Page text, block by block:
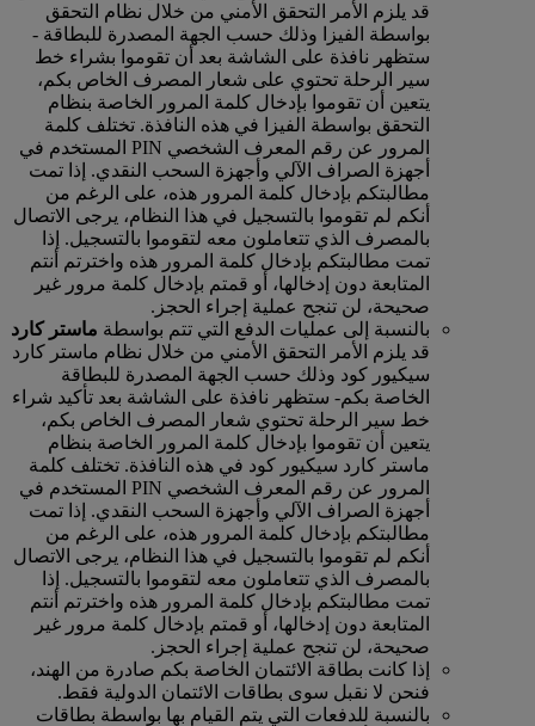
قد يلزم الأمر التحقق الأمني من خلال نظام التحقق
بواسطة الفيزا وذلك حسب الجهة المصدرة للبطاقة ‑
ستظهر نافذة على الشاشة بعد أن تقوموا بشراء خط
سير الرحلة تحتوي على شعار المصرف الخاص بكم،
يتعين أن تقوموا بإدخال كلمة المرور الخاصة بنظام
التحقق بواسطة الفيزا في هذه النافذة. تختلف كلمة
المرور عن رقم المعرف الشخصي PIN المستخدم في
أجهزة الصراف الآلي وأجهزة السحب النقدي. إذا تمت
مطالبتكم بإدخال كلمة المرور هذه، على الرغم من
أنكم لم تقوموا بالتسجيل في هذا النظام، يرجى الاتصال
بالمصرف الذي تتعاملون معه لتقوموا بالتسجيل. إذا
تمت مطالبتكم بإدخال كلمة المرور هذه واخترتم أنتم
المتابعة دون إدخالها، أو قمتم بإدخال كلمة مرور غير
صحيحة، لن تنجح عملية إجراء الحجز.
بالنسبة إلى عمليات الدفع التي تتم بواسطة ماستر كارد
قد يلزم الأمر التحقق الأمني من خلال نظام ماستر كارد
سيكيور كود وذلك حسب الجهة المصدرة للبطاقة
الخاصة بكم‑ ستظهر نافذة على الشاشة بعد تأكيد شراء
خط سير الرحلة تحتوي شعار المصرف الخاص بكم،
يتعين أن تقوموا بإدخال كلمة المرور الخاصة بنظام
ماستر كارد سيكيور كود في هذه النافذة. تختلف كلمة
المرور عن رقم المعرف الشخصي PIN المستخدم في
أجهزة الصراف الآلي وأجهزة السحب النقدي. إذا تمت
مطالبتكم بإدخال كلمة المرور هذه، على الرغم من
أنكم لم تقوموا بالتسجيل في هذا النظام، يرجى الاتصال
بالمصرف الذي تتعاملون معه لتقوموا بالتسجيل. إذا
تمت مطالبتكم بإدخال كلمة المرور هذه واخترتم أنتم
المتابعة دون إدخالها، أو قمتم بإدخال كلمة مرور غير
صحيحة، لن تنجح عملية إجراء الحجز.
إذا كانت بطاقة الائتمان الخاصة بكم صادرة من الهند،
فنحن لا نقبل سوى بطاقات الائتمان الدولية فقط.
بالنسبة للدفعات التي يتم القيام بها بواسطة بطاقات